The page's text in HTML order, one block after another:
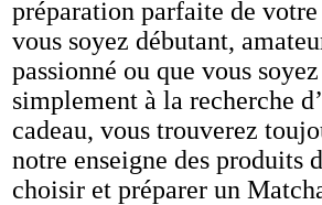
préparation parfaite de votre
vous soyez débutant,
passionné ou que vous
simplement à la recherche
cadeau, vous trouverez
notre enseigne des produits
choisir et préparer un